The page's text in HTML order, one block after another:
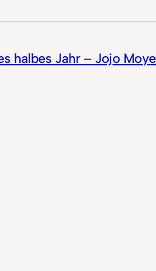
halbes Jahr – Jojo